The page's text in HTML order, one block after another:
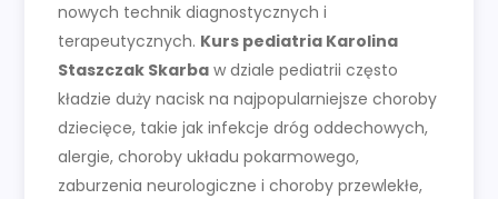
nowych technik diagnostycznych i
terapeutycznych. Kurs pediatria Karolina
Staszczak Skarba w dziale pediatrii często
kładzie duży nacisk na najpopularniejsze choroby
dziecięce, takie jak infekcje dróg oddechowych,
alergie, choroby układu pokarmowego,
zaburzenia neurologiczne i choroby przewlekłe,